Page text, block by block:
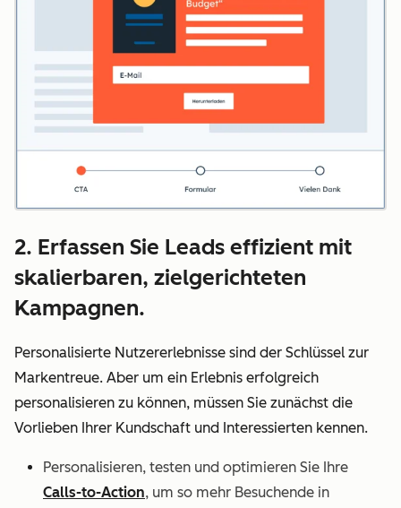
2. Erfassen Sie Leads effizient mit
skalierbaren, zielgerichteten
Kampagnen.
Personalisierte Nutzererlebnisse sind der Schlüssel zur
Markentreue. Aber um ein Erlebnis erfolgreich
personalisieren zu können, müssen Sie zunächst die
Vorlieben Ihrer Kundschaft und Interessierten kennen.
Personalisieren, testen und optimieren Sie Ihre
Calls-to-Action, um so mehr Besuchende in